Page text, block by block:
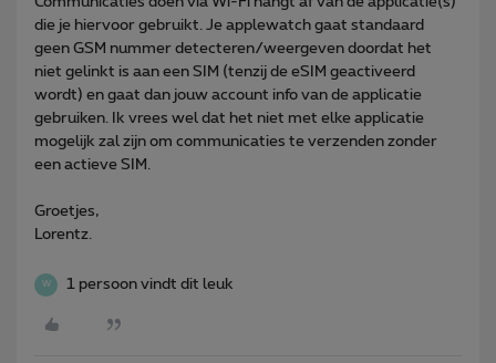
die je hiervoor gebruikt. Je applewatch gaat standaard
geen GSM nummer detecteren/weergeven doordat het
niet gelinkt is aan een SIM (tenzij de eSIM geactiveerd
wordt) en gaat dan jouw account info van de applicatie
gebruiken. Ik vrees wel dat het niet met elke applicatie
mogelijk zal zijn om communicaties te verzenden zonder
een actieve SIM.
Groetjes,
Lorentz.
W 1 persoon vindt dit leuk